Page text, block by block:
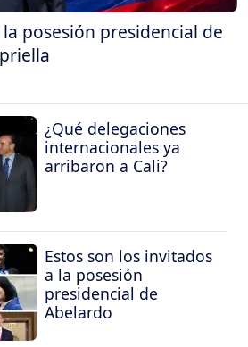
posesión presidencial de
¿Qué delegaciones
internacionales ya
arribaron a Cali?
Estos son los invitados
a la posesión
presidencial de
Abelardo